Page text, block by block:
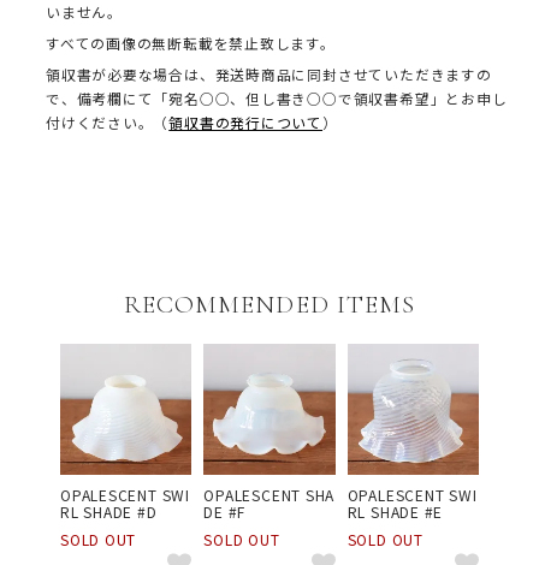
いません。
すべての画像の無断転載を禁止致します。
領収書が必要な場合は、発送時商品に同封させていただきますの
で、備考欄にて「宛名○○、但し書き○○で領収書希望」とお申し
付けください。（領収書の発行について ）
RECOMMENDED ITEMS
OPALESCENT SWI
RL SHADE #D
SOLD OUT
OPALESCENT SHA
DE #F
SOLD OUT
OPALESCENT SWI
RL SHADE #E
SOLD OUT